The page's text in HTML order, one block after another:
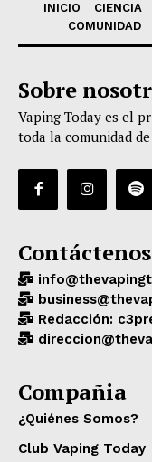
INICIO CIENCIA
COMUNIDAD
Sobre
Vaping Today es el
toda la comunidad
Contáctenos
Redacción:
Compañia
¿Quiénes Somos?
Club Vaping Today